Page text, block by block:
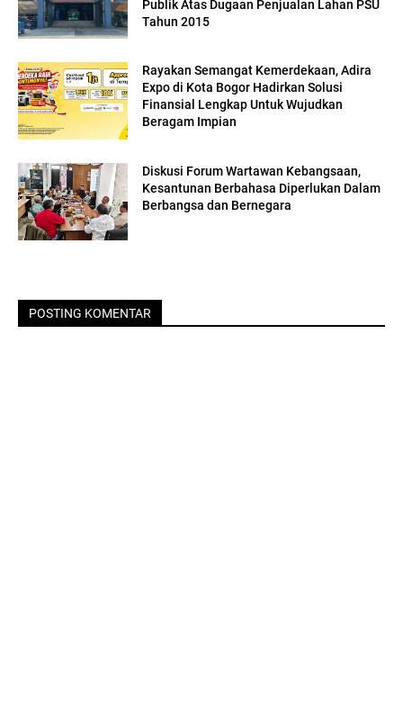
Publik Atas Dugaan Penjualan Lahan PSU
Tahun 2015
Rayakan Semangat Kemerdekaan, Adira
Expo di Kota Bogor Hadirkan Solusi
Finansial Lengkap Untuk Wujudkan
Beragam Impian
Diskusi Forum Wartawan Kebangsaan,
Kesantunan Berbahasa Diperlukan Dalam
Berbangsa dan Bernegara
POSTING KOMENTAR